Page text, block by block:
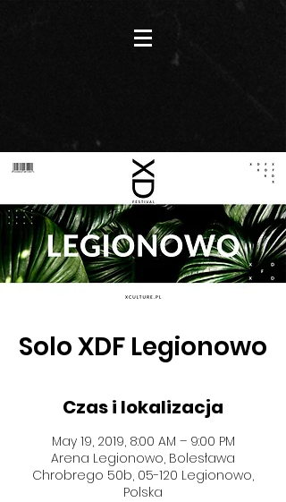
Solo XDF Legionowo
Czas i lokalizacja
May 19, 2019, 8:00 AM – 9:00 PM
Arena Legionowo, Bolesława
Chrobrego 50b, 05-120 Legionowo,
Polska